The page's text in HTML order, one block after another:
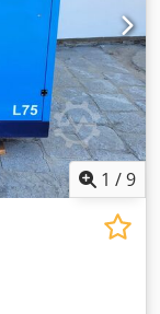
1 /9